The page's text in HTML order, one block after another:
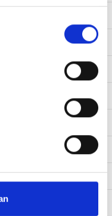
geografische locatie,
het actief te scannen
detailgedeelte in.
media te bieden
Ook delen we